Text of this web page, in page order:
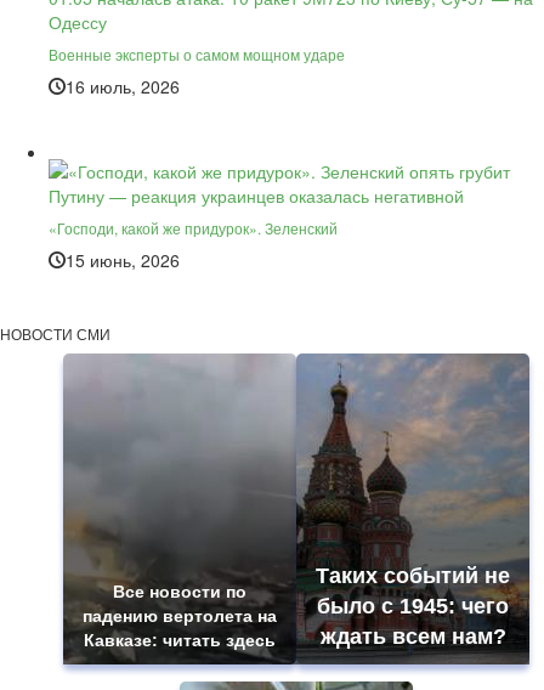
Военные эксперты о самом мощном ударе
16 июль, 2026
«Господи, какой же придурок». Зеленский
15 июнь, 2026
НОВОСТИ СМИ
Все новости по
падению вертолета на
Кавказе: читать здесь
Таких событий не
было с 1945: чего
ждать всем нам?